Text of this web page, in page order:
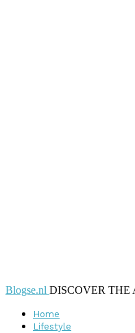
Blogse.nl DISCOVER THE
Home
Lifestyle